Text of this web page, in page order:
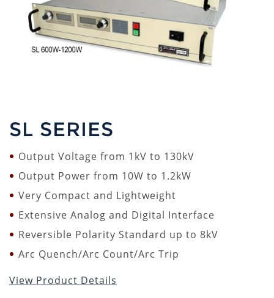
SL SERIES
Output Voltage from 1kV to 130kV
Output Power from 10W to 1.2kW
Very Compact and Lightweight
Extensive Analog and Digital Interface
Reversible Polarity Standard up to 8kV
Arc Quench/Arc Count/Arc Trip
View Product Details